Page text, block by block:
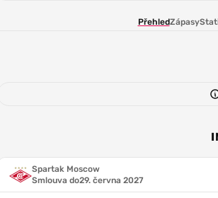
PřehledZápasy
Spartak Moscow
Smlouva do29. června 2027